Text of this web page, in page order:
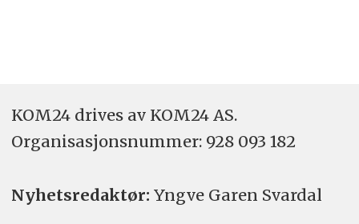
KOM24 drives av KOM24 AS.
Organisasjons­nummer: 928 093 182
Nyhetsredaktør: Yngve Garen Svardal